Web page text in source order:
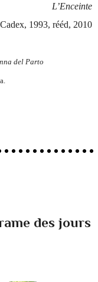
L’Enceinte
Cadex, 1993, rééd, 2010
del Parto
des jours